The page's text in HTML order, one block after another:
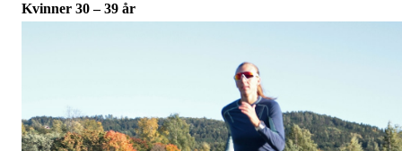
Kvinner 30 – 39 år